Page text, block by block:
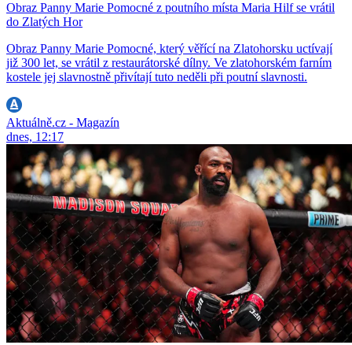
Obraz Panny Marie Pomocné z poutního místa Maria Hilf se vrátil
do Zlatých Hor
Obraz Panny Marie Pomocné, který věřící na Zlatohorsku uctívají
již 300 let, se vrátil z restaurátorské dílny. Ve zlatohorském farním
kostele jej slavnostně přivítají tuto neděli při poutní slavnosti.
Aktuálně.cz - Magazín
dnes, 12:17